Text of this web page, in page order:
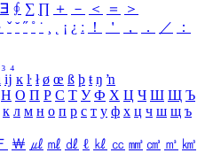
∃ ∮ ∑ ∏ ＋ － ＜ ＝
＞
ˇ ˘ ˝ ˚ ˙ ¸ ¡ ¿ ː ！ ＇ ， ． ／
：
₃ ₄
ĳ ĸ ŀ ł ø œ ß þ ŧ ŋ ŉ
Н О П Р С Т У Ф Х Ц Ч Ш Щ Ъ
к л м н о п р с т у ф х ц ч ш щ ъ
Ｆ ￦ ㎕ ㎖ ㎗ ℓ ㎘ ㏄ ㎣ ㎤ ㎥ ㎦